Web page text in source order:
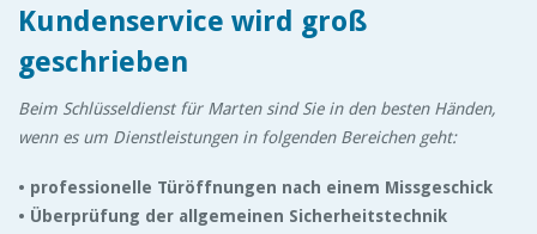
Kundenservice wird groß
geschrieben
Beim Schlüsseldienst für Marten sind Sie in den besten Händen,
wenn es um Dienstleistungen in folgenden Bereichen geht:
• professionelle Türöffnungen nach einem Missgeschick
• Überprüfung der allgemeinen Sicherheitstechnik